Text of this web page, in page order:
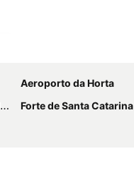
Aeroporto da Horta
Forte de Santa Catarina